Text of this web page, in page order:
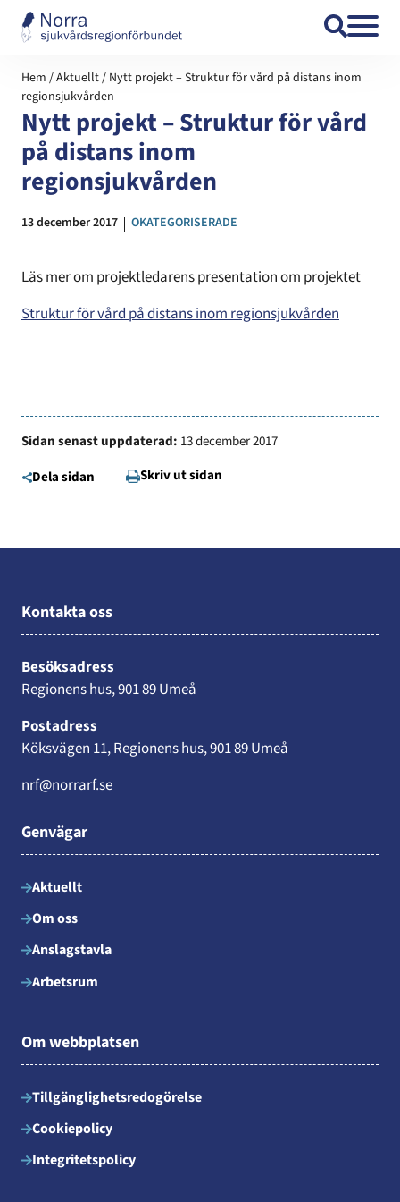
Hem /Aktuellt/ Nytt projekt – Struktur för vård på distans inom
regionsjukvården
Nytt projekt – Struktur för vård
på distans inom
regionsjukvården
Datum:
13 december 2017 Kategori:
OKATEGORISERADE
Läs mer om projektledarens presentation om projektet
Struktur för vård på distans inom regionsjukvården
Sidan senast uppdaterad: 13 december 2017
Dela sidan
Skriv ut sidan
Kontakta oss
Besöksadress
Regionens hus, 901 89 Umeå
Postadress
Köksvägen 11, Regionens hus, 901 89 Umeå
nrf@norrarf.se
Genvägar
Aktuellt
Om oss
Anslagstavla
Arbetsrum
Om webbplatsen
Tillgänglighetsredogörelse
Cookiepolicy
Integritetspolicy